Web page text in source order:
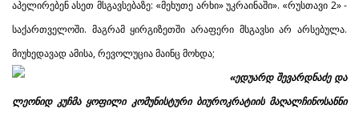
აპელირებენ ასეთ მსგავსებაზე: «მეხუთე არხი» უკრაინაში». «რუსთავი 2» -
საქართველოში. მაგრამ ყირგიზეთში არაფერი მსგავსი არ არსებულა.
მიუხედავად ამისა, რევოლუცია მაინც მოხდა;
«ედუარდ შევარდნაძე და
ლეონიდ კუჩმა ყოფილი კომუნისტური ბიუროკრატიის მაღალჩინოსანნი